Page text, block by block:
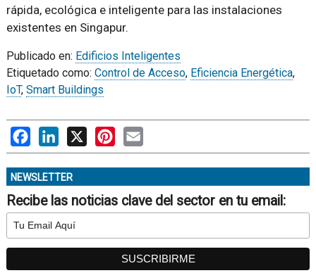
rápida, ecológica e inteligente para las instalaciones
existentes en Singapur.
Publicado en: Edificios Inteligentes
Etiquetado como: Control de Acceso, Eficiencia Energética,
IoT, Smart Buildings
FacebookLinkedIn
X PinterestEmail
NEWSLETTER
Recibe las noticias clave del sector en tu email: